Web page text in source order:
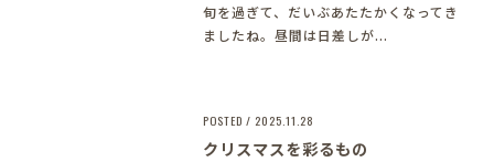
旬を過ぎて、だいぶあたたかくなってき
ましたね。昼間は日差しが...
POSTED / 2025.11.28
クリスマスを彩るもの